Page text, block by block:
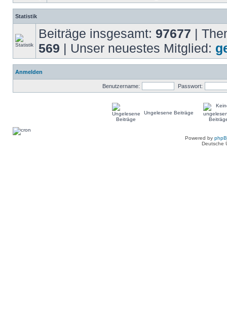
Statistik
Beiträge insgesamt: 97677 |
569 | Unser neuestes Mitglied:
Anmelden
Benutzername: Passwort:
Ungelesene Beiträge
Powered by
Deutsche